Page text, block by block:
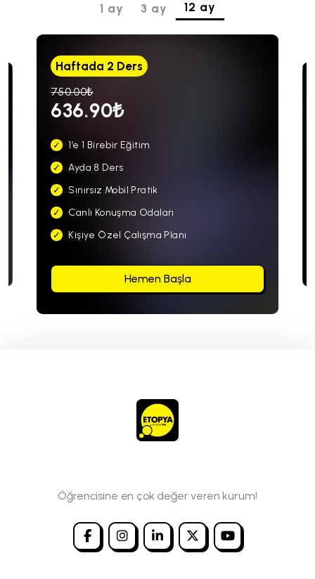
1 ay 3 ay 12 ay
Haftada 2 Ders
750.00₺
636.90₺
1’e 1 Birebir Eğitim
Ayda 8 Ders
Sınırsız Mobil Pratik
Canlı Konuşma Odaları
Kişiye Özel Çalışma Planı
Hemen Başla
Öğrencisine en çok değer veren kurum!